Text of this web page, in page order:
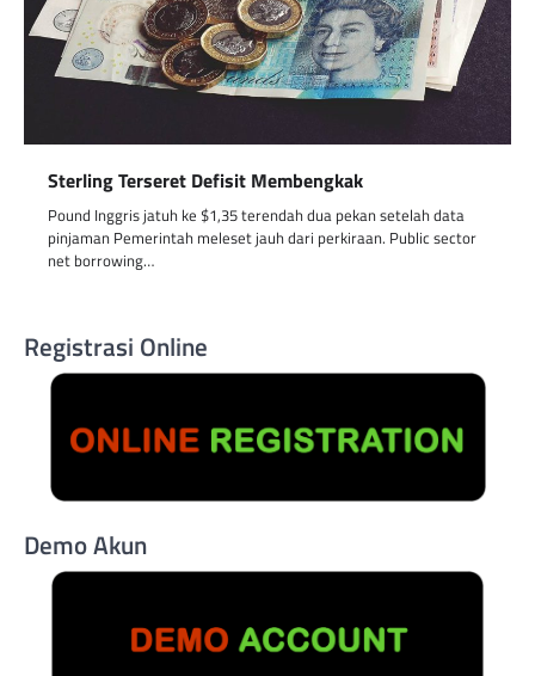
Sterling Terseret Defisit Membengkak
Pound Inggris jatuh ke $1,35 terendah dua pekan setelah data
pinjaman Pemerintah meleset jauh dari perkiraan. Public sector
net borrowing…
Registrasi Online
Demo Akun